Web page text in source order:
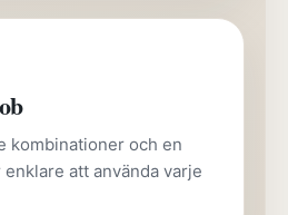
kombinationer och en
att använda varje